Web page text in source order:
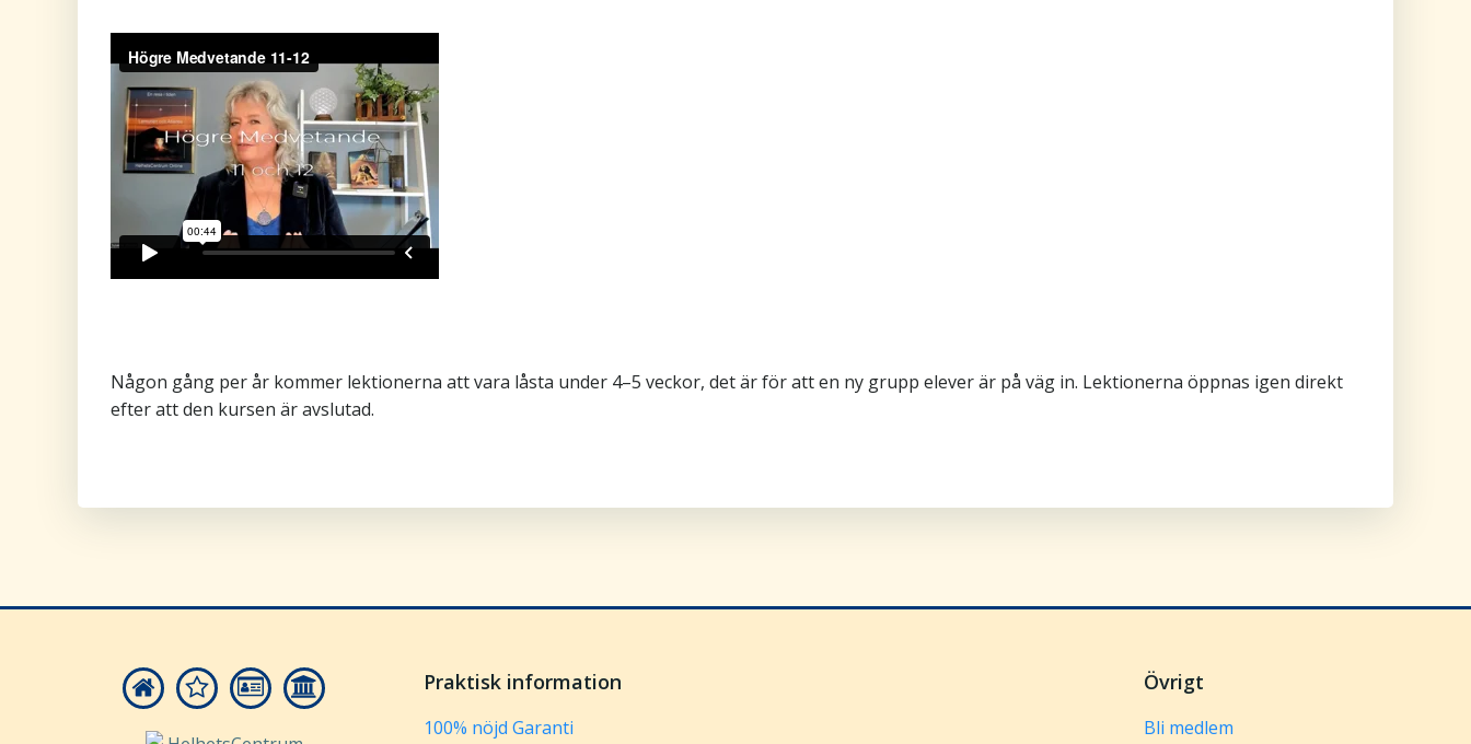
Någon gång per år kommer lektionerna att vara låsta under 4–5 veckor, det är för att en ny grupp elever är på väg in. Lektionerna öppnas igen direkt
efter att den kursen är avslutad.
Praktisk information
100% nöjd Garanti
Övrigt
Bli medlem